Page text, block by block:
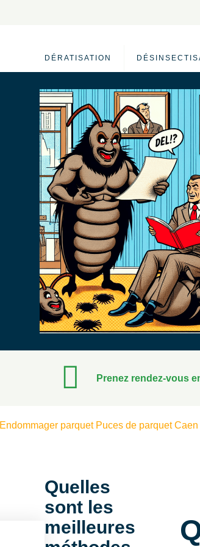
DÉRATISATION
Prenez rendez-vous
Endommager parquet Puces de parquet
Quelles
sont les
meilleures